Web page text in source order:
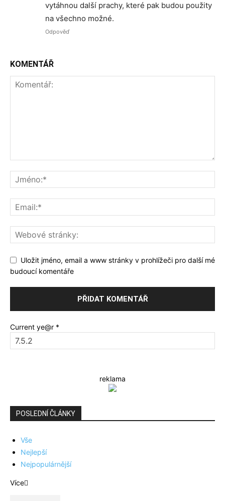
vytáhnou další prachy, které pak budou použity
na všechno možné.
Odpověď
KOMENTÁŘ
Uložit jméno, email a www stránky v prohlížeči pro další mé
budoucí komentáře
Current ye@r *
reklama
POSLEDNÍ ČLÁNKY
Vše
Nejlepší
Nejpopulárnější
Více